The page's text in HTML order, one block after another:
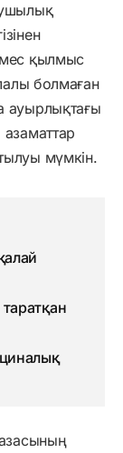
қылмыс
болмаған
ауырлықтағы
мүмкін.